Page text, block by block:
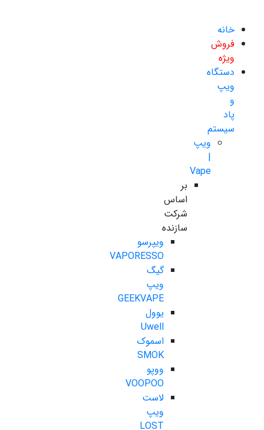
خانه
فروش
ویژه
دستگاه
ویپ
و
پاد
سیستم
ویپ
|
Vape
بر
اساس
شرکت
سازنده
ویپرسو
VAPORESSO
گیگ
ویپ
GEEKVAPE
یوول
Uwell
اسموک
SMOK
ووپو
VOOPOO
لاست
ویپ
LOST